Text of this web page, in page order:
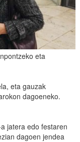
eta
eta gauzak
dagoeneko.
jatera edo festaren
dagoen jendea